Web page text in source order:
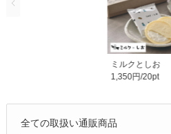
ミルクとしお
1,350円/20pt